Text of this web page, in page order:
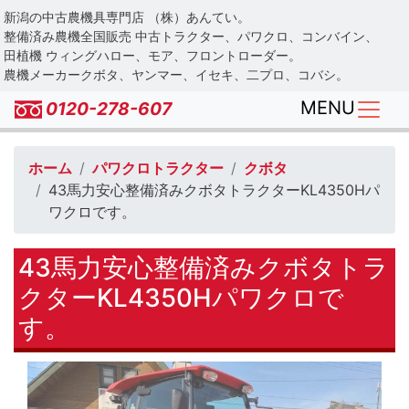
Skip
to
main
content
新潟の中古農機具専門店 （株）あんてい。
整備済み農機全国販売 中古トラクター、パワクロ、コンバイン、
田植機 ウィングハロー、モア、フロントローダー。
農機メーカークボタ、ヤンマー、イセキ、二プロ、コバシ。
0120-278-607 MENU
ホーム パワクロトラクター
クボタ
43馬力安心整備済みクボタトラクターKL4350Hパ
ワクロです。
43馬力安心整備済みクボタトラ
クターKL4350Hパワクロで
す。